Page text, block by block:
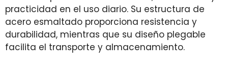
practicidad en el uso diario. Su estructura de
acero esmaltado proporciona resistencia y
durabilidad, mientras que su diseño plegable
facilita el transporte y almacenamiento.